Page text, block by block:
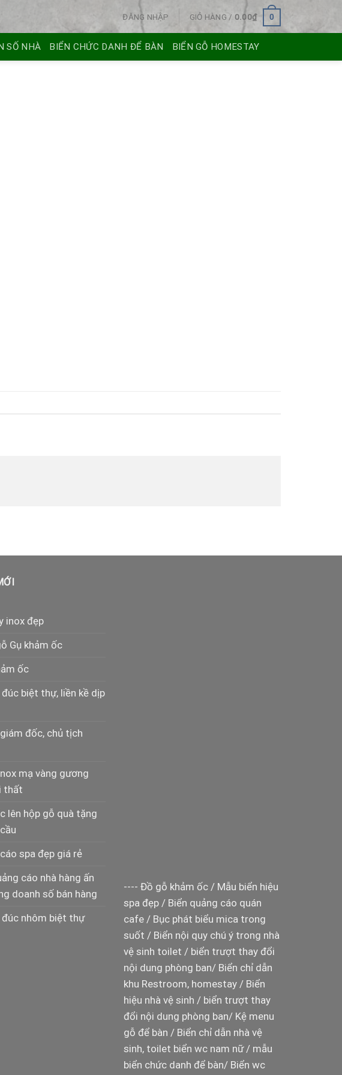
ĐĂNG NHẬP GIỎ HÀNG / 0.00₫ 0
SỐ NHÀ BIỂN CHỨC DANH ĐỂ BÀN BIỂN GỖ HOMESTAY
inox đẹp
Gụ khảm ốc
ốc
đúc biệt thự, liền kề dịp
đốc, chủ tịch
mạ vàng gương
thất
lên hộp gỗ quà tặng
spa đẹp giá rẻ
cáo nhà hàng ấn
doanh số bán hàng
đúc nhôm biệt thự
---- Đồ gỗ khảm ốc/ Mẫu biển hiệu
spa đẹp/ Biển quảng cáo quán
cafe/ Bục phát biểu mica trong
suốt / Biển nội quy chú ý trong nhà
vệ sinh toilet / biển trượt thay đổi
nội dung phòng ban/ Biển chỉ dẫn
khu Restroom, homestay/ Biển
hiệu nhà vệ sinh / biển trượt thay
đổi nội dung phòng ban/ Kệ menu
gỗ để bàn / Biển chỉ dẫn nhà vệ
sinh, toilet biển wc nam nữ/ mẫu
biển chức danh để bàn/ Biển wc